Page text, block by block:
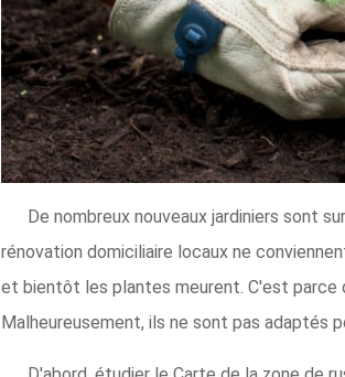
De nombreux nouveaux jardiniers sont
rénovation domiciliaire locaux ne
et bientôt les plantes meurent. C'est parce
Malheureusement, ils ne sont pas adaptés